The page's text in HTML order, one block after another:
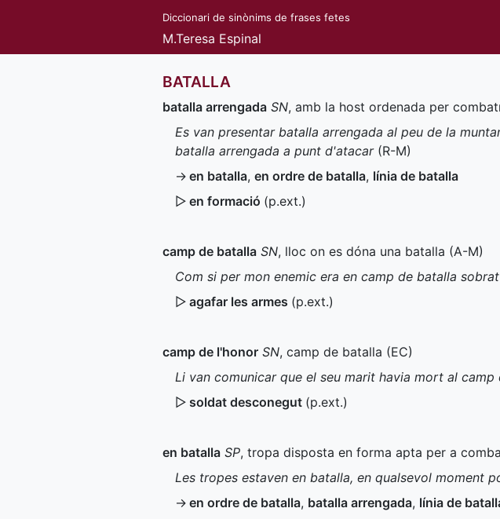
Diccionari de sinònims de frases fetes
M.Teresa Espinal
BATALLA
batalla arrengada SN, amb la host ordenada per
Es van presentar batalla arrengada al peu de la
batalla arrengada a punt d'atacar(R-M)
→ en batalla, en ordre de batalla, línia de batalla
▷ en formació (p.ext.)
camp de batalla SN, lloc on es dóna una batalla (A-M)
Com si per mon enemic era en camp de batalla sobrat
▷ agafar les armes (p.ext.)
camp de l'honor SN, camp de batalla (EC)
Li van comunicar que el seu marit havia mort al camp
▷ soldat desconegut (p.ext.)
en batalla SP, tropa disposta en forma apta per a
Les tropes estaven en batalla, en qualsevol moment
→ en ordre de batalla, batalla arrengada, línia de